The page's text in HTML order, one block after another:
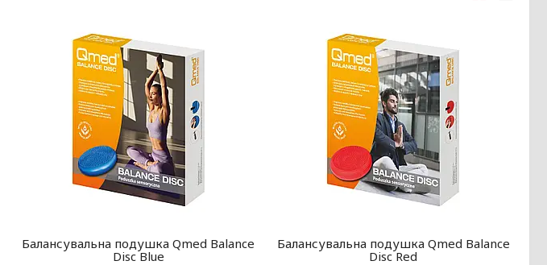
Балансувальна подушка Qmed Balance
Disc Blue
Балансувальна подушка Qmed Balance
Disc Red